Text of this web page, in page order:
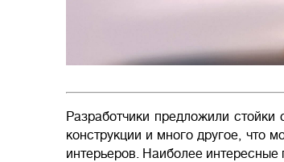
Разработчики предложили
конструкции и много другое, что
интерьеров. Наиболее